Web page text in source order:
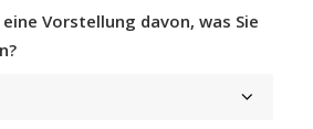
Vorstellung davon, was Sie